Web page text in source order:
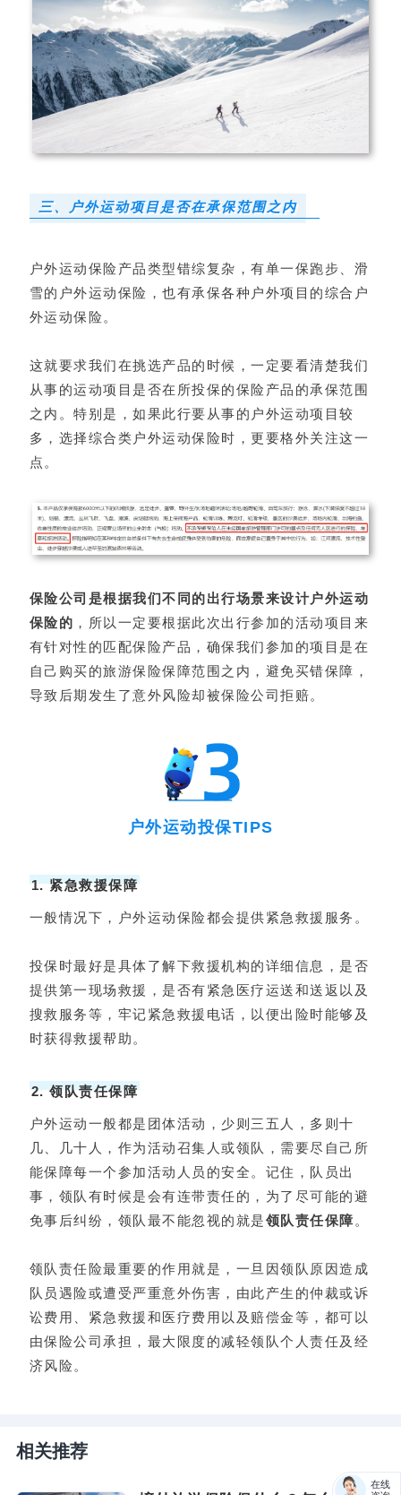
三、户外运动项目是否在承保范围之内
户外运动保险产品类型错综复杂，有单一保跑步、滑
雪的户外运动保险，也有承保各种户外项目的综合户
外运动保险。
这就要求我们在挑选产品的时候，一定要看清楚我们
从事的运动项目是否在所投保的保险产品的承保范围
之内。特别是，如果此行要从事的户外运动项目较
多，选择综合类户外运动保险时，更要格外关注这一
点。
保险公司是根据我们不同的出行场景来设计户外运动
保险的 ，所以一定要根据此次出行参加的活动项目来
有针对性的匹配保险产品，确保我们参加的项目是在
自己购买的旅游保险保障范围之内，避免买错保障，
导致后期发生了意外风险却被保险公司拒赔。
户外运动投保TIPS
1. 紧急救援保障
一般情况下，户外运动保险都会提供紧急救援服务。
投保时最好是具体了解下救援机构的详细信息，是否
提供第一现场救援，是否有紧急医疗运送和送返以及
搜救服务等，牢记紧急救援电话，以便出险时能够及
时获得救援帮助。
2. 领队责任保障
户外运动一般都是团体活动，少则三五人，多则十
几、几十人，作为活动召集人或领队，需要尽自己所
能保障每一个参加活动人员的安全。记住，队员出
事，领队有时候是会有连带责任的，为了尽可能的避
免事后纠纷，领队最不能忽视的就是领队责任保障 。
领队责任险最重要的作用就是，一旦因领队原因造成
队员遇险或遭受严重意外伤害，由此产生的仲裁或诉
讼费用、紧急救援和医疗费用以及赔偿金等，都可以
由保险公司承担，最大限度的减轻领队个人责任及经
济风险。
相关推荐
在线